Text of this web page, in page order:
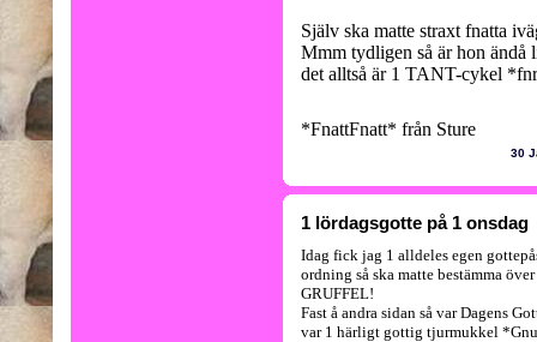
Själv ska matte straxt fnatta
Mmm tydligen så är hon
det alltså är 1 TANT-cykel
*FnattFnatt* från Sture
30
1 lördagsgotte på 1 onsdag
Idag fick jag 1 alldeles egen
ordning så ska matte bestämma
GRUFFEL!
Fast å andra sidan så var Dagens
var 1 härligt gottig tjurmukkel